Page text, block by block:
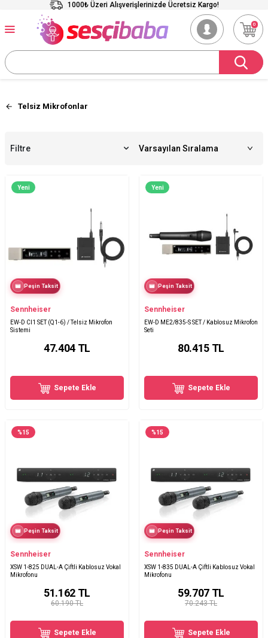
1000₺ Üzeri Alışverişlerinizde Ücretsiz Kargo!
0
Telsiz Mikrofonlar
Filtre
Yeni
Peşin Taksit
Sennheiser
EW-D CI1 SET (Q1-6) / Telsiz Mikrofon
Sistemi
47.404TL
Sepete Ekle
Yeni
Peşin Taksit
Sennheiser
EW-D ME2/835-S SET / Kablosuz Mikrofon
Seti
80.415TL
Sepete Ekle
%15
Peşin Taksit
Sennheiser
XSW 1-825 DUAL-A Çiftli Kablosuz Vokal
Mikrofonu
60.190 TL
51.162TL
Sepete Ekle
%15
Peşin Taksit
Sennheiser
XSW 1-835 DUAL-A Çiftli Kablosuz Vokal
Mikrofonu
70.243 TL
59.707TL
Sepete Ekle